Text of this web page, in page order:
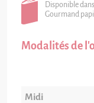
Disponible
Gourmand
Modalités de
Midi